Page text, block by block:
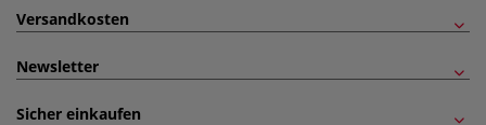
Versandkosten
Newsletter
Sicher einkaufen